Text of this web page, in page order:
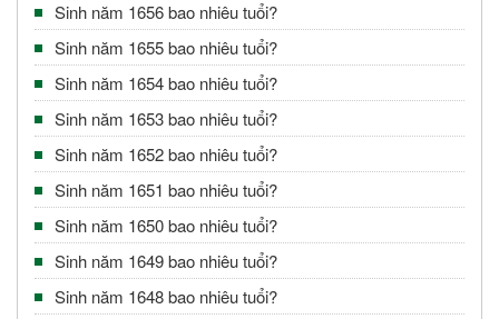
Sinh năm 1656 bao nhiêu tuổi?
Sinh năm 1655 bao nhiêu tuổi?
Sinh năm 1654 bao nhiêu tuổi?
Sinh năm 1653 bao nhiêu tuổi?
Sinh năm 1652 bao nhiêu tuổi?
Sinh năm 1651 bao nhiêu tuổi?
Sinh năm 1650 bao nhiêu tuổi?
Sinh năm 1649 bao nhiêu tuổi?
Sinh năm 1648 bao nhiêu tuổi?